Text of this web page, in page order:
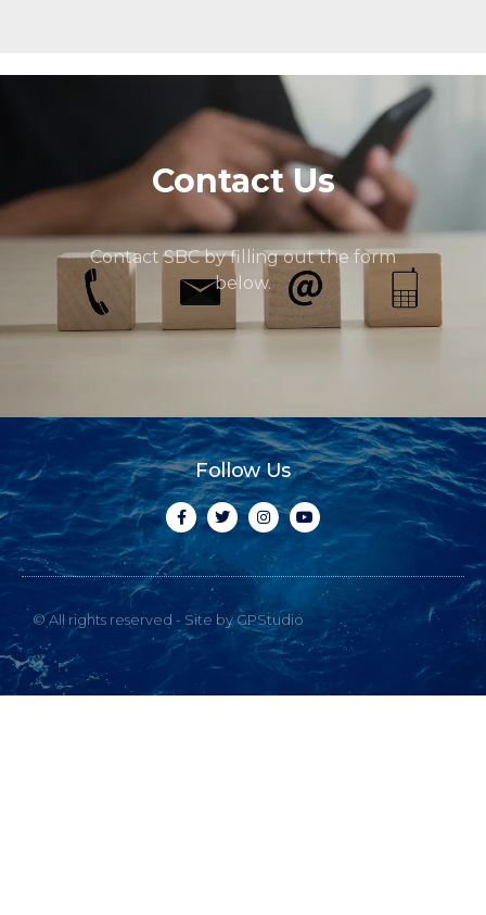
Contact Us
Contact SBC by filling out the form
below.
Follow Us
© All rights reserved - Site by GPStudio